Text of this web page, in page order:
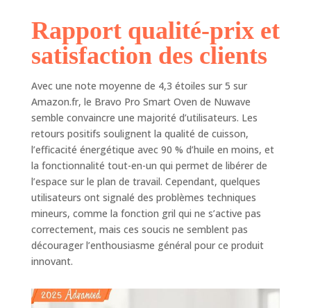
Commandes
numériques intuitives
: prenez le contrôle
des températures de
cuisson allant de 22
°F à 400 °F réglables
par incréments précis
de -50 °C. Ajustez
votre cuisine à la
perfection avec des
températures
précises. Affichage
numérique interactif
amélioré : profitez
d'un affichage blanc
froid plus intuitif,
expérience de
Rapport qualité-prix et
satisfaction des clients
Avec une note moyenne de 4,3 étoiles sur 5 sur
Amazon.fr, le Bravo Pro Smart Oven de Nuwave
semble convaincre une majorité d’utilisateurs. Les
retours positifs soulignent la qualité de cuisson,
l’efficacité énergétique avec 90 % d’huile en moins, et
la fonctionnalité tout-en-un qui permet de libérer de
l’espace sur le plan de travail. Cependant, quelques
utilisateurs ont signalé des problèmes techniques
mineurs, comme la fonction gril qui ne s’active pas
correctement, mais ces soucis ne semblent pas
décourager l’enthousiasme général pour ce produit
innovant.